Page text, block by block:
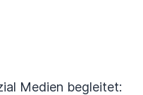
Medien begleitet: